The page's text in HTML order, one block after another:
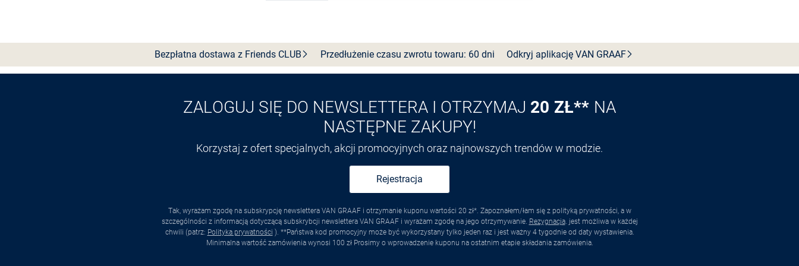
Bezpłatna dostawa z FriendsCLUB Przedłużenie czasu zwrotu towaru: 60 dni Odkryj aplikację VAN GRAAF
ZALOGUJ SIĘ DO NEWSLETTERA I OTRZYMAJ 20 ZŁ** NA
NASTĘPNE ZAKUPY!
Korzystaj z ofert specjalnych, akcji promocyjnych oraz najnowszych trendów w modzie.
Rejestracja
Tak, wyrażam zgodę na subskrypcję newslettera VAN GRAAF i otrzymanie kuponu wartości 20 zł*. Zapoznałem/łam się z polityką prywatności, a w
szczególności z informacją dotyczącą subskrybcji newslettera VAN GRAAF i wyrażam zgodę na jego otrzymywanie. Rezygnacja. jest możliwa w każdej
chwili (patrz: Polityka prywatności ). **Państwa kod promocyjny może być wykorzystany tylko jeden raz i jest ważny 4 tygodnie od daty wystawienia.
Minimalna wartość zamówienia wynosi 100 zł Prosimy o wprowadzenie kuponu na ostatnim etapie składania zamówienia.